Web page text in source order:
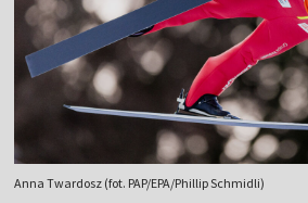
Anna Twardosz (fot. PAP/EPA/Phillip Schmidli)